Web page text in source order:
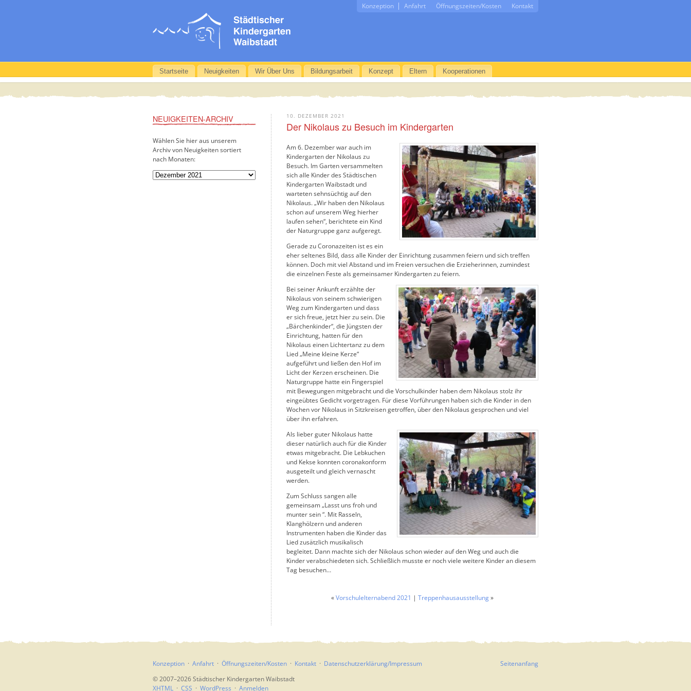
Startseite Neuigkeiten Wir Über Uns Bildungsarbeit Konzept Eltern Kooperationen
Konzeption Anfahrt Öffnungszeiten/Kosten Kontakt
10. DEZEMBER 2021
Der Nikolaus zu Besuch im Kindergarten
Am 6. Dezember war auch im
Kindergarten der Nikolaus zu
Besuch. Im Garten versammelten
sich alle Kinder des Städtischen
Kindergarten Waibstadt und
warteten sehnsüchtig auf den
Nikolaus. „Wir haben den Nikolaus
schon auf unserem Weg hierher
laufen sehen“, berichtete ein Kind
der Naturgruppe ganz aufgeregt.
Gerade zu Coronazeiten ist es ein
eher seltenes Bild, dass alle Kinder der Einrichtung zusammen feiern und sich treffen
können. Doch mit viel Abstand und im Freien versuchen die Erzieherinnen, zumindest
die einzelnen Feste als gemeinsamer Kindergarten zu feiern.
Bei seiner Ankunft erzählte der
Nikolaus von seinem schwierigen
Weg zum Kindergarten und dass
er sich freue, jetzt hier zu sein. Die
„Bärchenkinder“, die Jüngsten der
Einrichtung, hatten für den
Nikolaus einen Lichtertanz zu dem
Lied „Meine kleine Kerze“
aufgeführt und ließen den Hof im
Licht der Kerzen erscheinen. Die
Naturgruppe hatte ein Fingerspiel
mit Bewegungen mitgebracht und die Vorschulkinder haben dem Nikolaus stolz ihr
eingeübtes Gedicht vorgetragen. Für diese Vorführungen haben sich die Kinder in den
Wochen vor Nikolaus in Sitzkreisen getroffen, über den Nikolaus gesprochen und viel
über ihn erfahren.
Als lieber guter Nikolaus hatte
dieser natürlich auch für die Kinder
etwas mitgebracht. Die Lebkuchen
und Kekse konnten coronakonform
ausgeteilt und gleich vernascht
werden.
Zum Schluss sangen alle
gemeinsam „Lasst uns froh und
munter sein “. Mit Rasseln,
Klanghölzern und anderen
Instrumenten haben die Kinder das
Lied zusätzlich musikalisch
begleitet. Dann machte sich der Nikolaus schon wieder auf den Weg und auch die
Kinder verabschiedeten sich. Schließlich musste er noch viele weitere Kinder an diesem
Tag besuchen…
«Vorschulelternabend 2021 | Treppenhausausstellung»
NEUIGKEITEN-ARCHIV
Wählen Sie hier aus unserem
Archiv von Neuigkeiten sortiert
nach Monaten:
© 2007–2026 Städtischer Kindergarten Waibstadt
XHTML
CSS WordPress Anmelden
Konzeption Anfahrt Öffnungszeiten/Kosten Kontakt Datenschutzerklärung/Impressum Seitenanfang